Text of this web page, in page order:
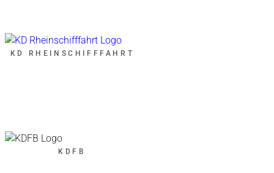
KD RHEINSCHIFFFAHRT
KDFB